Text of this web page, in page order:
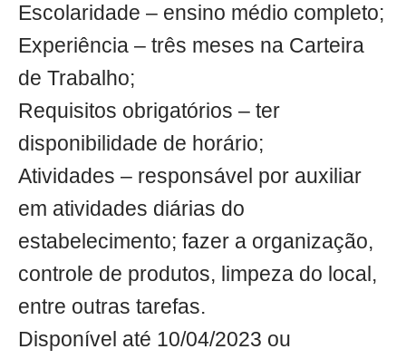
Escolaridade – ensino médio completo;
Experiência – três meses na Carteira
de Trabalho;
Requisitos obrigatórios – ter
disponibilidade de horário;
Atividades – responsável por auxiliar
em atividades diárias do
estabelecimento; fazer a organização,
controle de produtos, limpeza do local,
entre outras tarefas.
Disponível até 10/04/2023 ou